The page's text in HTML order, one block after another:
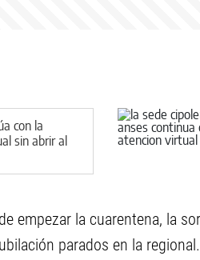
con la
sin abrir al
empezar la cuarentena, la
parados en la